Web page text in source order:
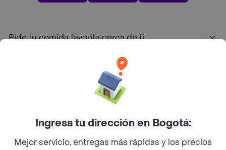
Pide tu comida favorita cerca de ti
Sobre RappiIngresa tu dirección en Bogotá:
Mejor servicio, entregas más rápidas y los precios